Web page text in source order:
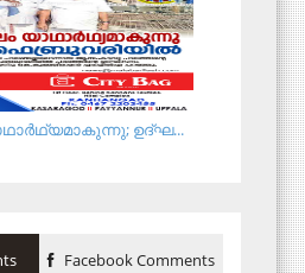
ഉദ്ഘ...
Facebook Comments